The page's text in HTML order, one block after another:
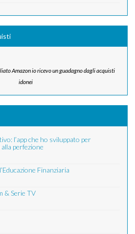
Amazon io ricevo un guadagno dagli acquisti
idonei
l’app che ho sviluppato per
perfezione
Finanziaria
& Serie TV